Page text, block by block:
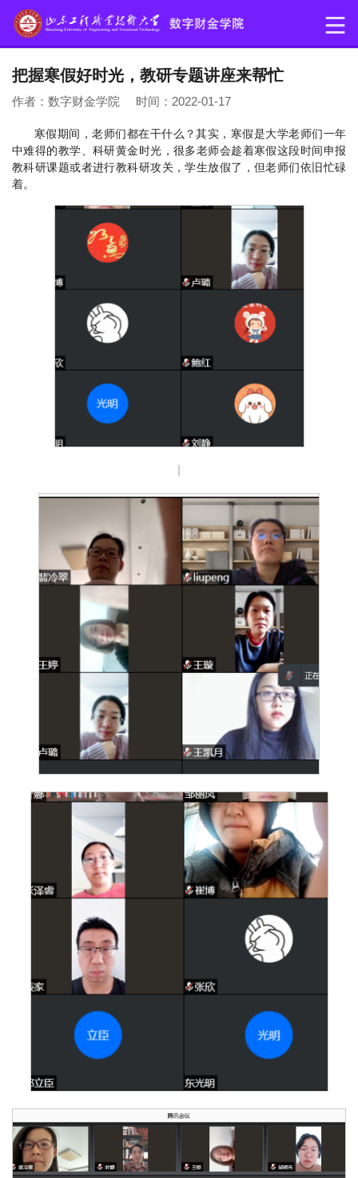
把握寒假好时光，教研专题讲座来帮忙
作者：数字财金学院 时间：2022-01-17
寒假期间，老师们都在干什么？其实，寒假是大学老师们一年
中难得的教学、科研黄金时光，很多老师会趁着寒假这段时间申报
教科研课题或者进行教科研攻关，学生放假了，但老师们依旧忙碌
着。